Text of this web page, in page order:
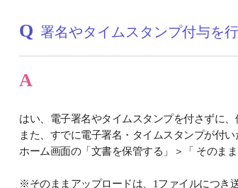
Q 署名やタイムスタンプ付与を
A
はい、電子署名やタイムスタンプを付さずに
また、すでに電子署名・タイムスタンプが付い
ホーム画面の「文書を保管する」＞「 そのま
※そのままアップロードは、1ファイルにつき